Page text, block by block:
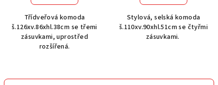
Třídveřová komoda
š.126xv.86xhl.38cm se třemi
zásuvkami, uprostřed
rozšířená.
Stylová, selská komoda
š.110xv.90xhl.51cm se čtyřmi
zásuvkami.